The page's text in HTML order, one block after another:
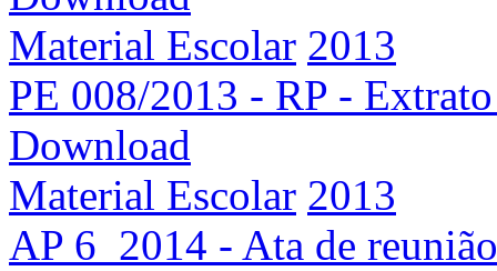
Material Escolar 2013
PE 008/2013 - RP - Extrato
Download
Material Escolar 2013
AP 6_2014 - Ata de reunião